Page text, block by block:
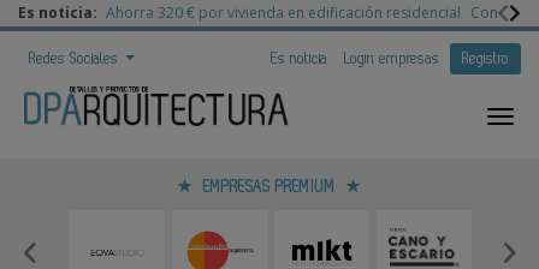
Es noticia: Ahorra 320 € por vivienda en edificación residencial
Redes Sociales Es noticia Login empresas Registro
EMPRESAS PREMIUM